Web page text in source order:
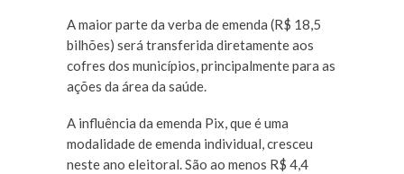
A maior parte da verba de emenda (R$ 18,5
bilhões) será transferida diretamente aos
cofres dos municípios, principalmente para as
ações da área da saúde.
A influência da emenda Pix, que é uma
modalidade de emenda individual, cresceu
neste ano eleitoral. São ao menos R$ 4,4